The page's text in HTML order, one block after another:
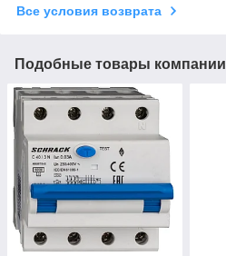
Все условия возврата
Подобные товары компании